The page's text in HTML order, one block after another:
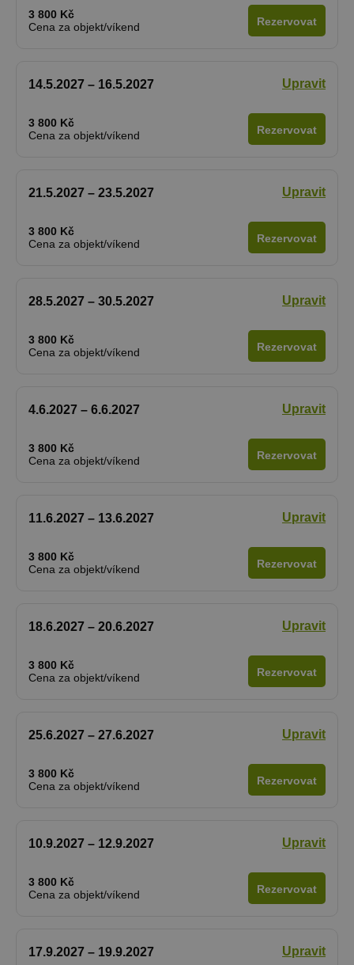
3 800 Kč
Cena za objekt/víkend
Rezervovat
14.5.2027 – 16.5.2027 Upravit
3 800 Kč
Cena za objekt/víkend
Rezervovat
21.5.2027 – 23.5.2027 Upravit
3 800 Kč
Cena za objekt/víkend
Rezervovat
28.5.2027 – 30.5.2027 Upravit
3 800 Kč
Cena za objekt/víkend
Rezervovat
4.6.2027 – 6.6.2027 Upravit
3 800 Kč
Cena za objekt/víkend
Rezervovat
11.6.2027 – 13.6.2027 Upravit
3 800 Kč
Cena za objekt/víkend
Rezervovat
18.6.2027 – 20.6.2027 Upravit
3 800 Kč
Cena za objekt/víkend
Rezervovat
25.6.2027 – 27.6.2027 Upravit
3 800 Kč
Cena za objekt/víkend
Rezervovat
10.9.2027 – 12.9.2027 Upravit
3 800 Kč
Cena za objekt/víkend
Rezervovat
17.9.2027 – 19.9.2027 Upravit